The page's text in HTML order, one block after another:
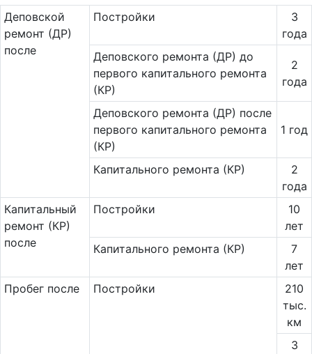
Де­повс­кой
ремонт (ДР)
после
Постройки
3
года
Деповского ремонта (ДР) до
первого капитального ремонта
(КР)
2
года
Деповского ремонта (ДР) после
первого капитального ремонта
(КР)
1 год
Капитального ремонта (КР)
2
года
Ка­пи­таль­ный
ремонт (КР)
после
Постройки
10
лет
Капитального ремонта (КР)
7
лет
Пробег после
Постройки
210
тыс.
км
3